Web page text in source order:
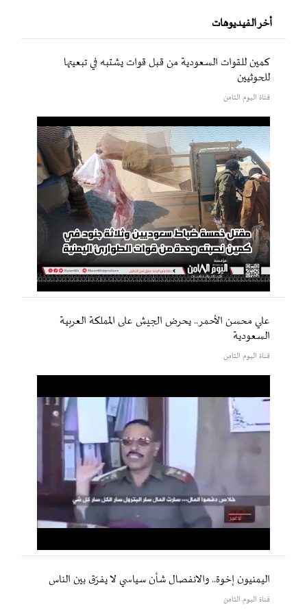
أخر الفيديوهات
كمين للقوات السعودية من قبل قوات يشتبه في تبعيتها
للحوثيين
قناة اليوم الثامن
علي محسن الأحمر.. يحرض الجيش على المملكة العربية
السعودية
قناة اليوم الثامن
اليمنيون إخوة.. والانفصال شأن سياسي لا يفرّق بين الناس
قناة اليوم الثامن